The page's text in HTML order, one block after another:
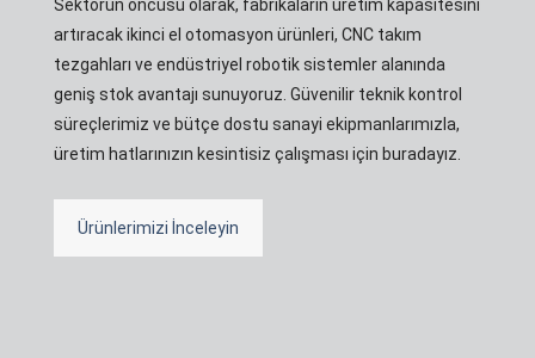
Sektörün öncüsü olarak, fabrikaların üretim kapasitesini
artıracak ikinci el otomasyon ürünleri, CNC takım
tezgahları ve endüstriyel robotik sistemler alanında
geniş stok avantajı sunuyoruz. Güvenilir teknik kontrol
süreçlerimiz ve bütçe dostu sanayi ekipmanlarımızla,
üretim hatlarınızın kesintisiz çalışması için buradayız.
Ürünlerimizi İnceleyin